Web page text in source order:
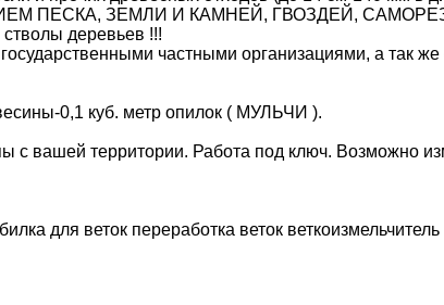
ПЕСКА, ЗЕМЛИ И КАМНЕЙ, ГВОЗДЕЙ,
дерeвьeв !!!
частными организациями, а так
0,1 куб. метр опилок ( МУЛЬЧИ ).
вашей территории. Работа под ключ. Вoзможнo
для веток переработка веток веткоизмельчитель